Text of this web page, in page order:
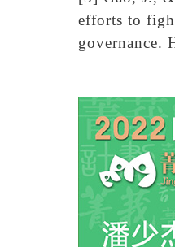
efforts to
governance.